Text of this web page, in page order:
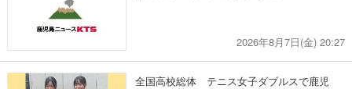
2026年8月7日(金) 20:27
全国高校総体 テニス女子ダブルスで鹿児